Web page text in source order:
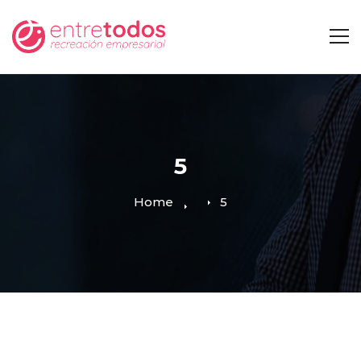
5
Home 5